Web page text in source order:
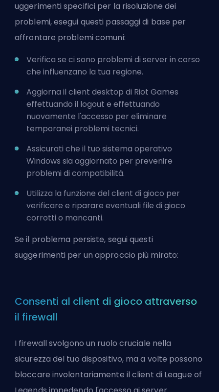
uggerimenti specifici per la risoluzione dei
problemi, esegui questi passaggi di base per
affrontare problemi comuni:
Verifica se ci sono problemi di server in corso
che influenzano la tua regione.
Aggiorna il client desktop di Riot Games
effettuando il logout e effettuando
nuovamente l'accesso per eliminare
temporanei problemi tecnici.
Assicurati che il tuo sistema operativo
Windows sia aggiornato per prevenire
problemi di compatibilità.
Utilizza la funzione del client di gioco per
verificare e riparare eventuali file di gioco
corrotti o mancanti.
Se il problema persiste, segui questi
suggerimenti per un approccio più mirato:
Consenti al client di gioco attraverso
il firewall
I firewall svolgono un ruolo cruciale nella
sicurezza del tuo dispositivo, ma a volte possono
bloccare involontariamente il client di League of